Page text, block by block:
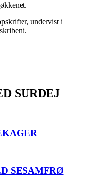
undervist i
SURDEJ
SESAMFRØ